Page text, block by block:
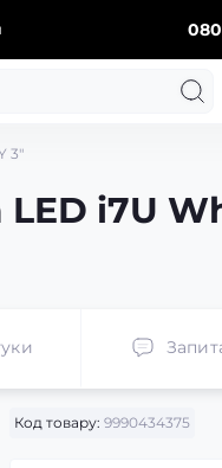
3"
LED i7U
Код товару: 9990434375